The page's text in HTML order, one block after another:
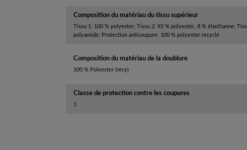
Composition du matériau du tissu supérieur
Tissu 1: 100 % polyester; Tissu 2: 92 % polyester, 8 % élasthanne;
polyamide; Protection anticoupure: 100 % polyester recyclé
Composition du matériau de la doublure
100 % Polyester (recy)
Classe de protection contre les coupures
1